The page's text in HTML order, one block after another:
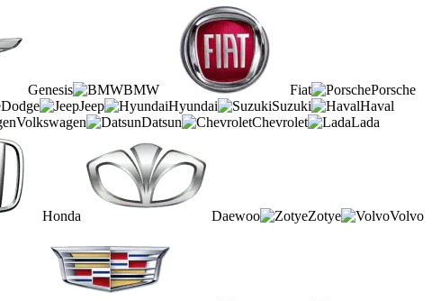
Genesis BMW Fiat
Porsche
Dodge Jeep Hyundai Suzuki
Haval
Volkswagen Datsun Chevrolet Lada
Honda Daewoo Zotye Volvo